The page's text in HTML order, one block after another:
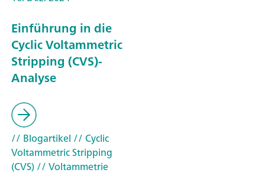
Einführung in die
Cyclic Voltammetric
Stripping (CVS)-
Analyse
// Blogartikel // Cyclic
Voltammetric Stripping
(CVS)// Voltammetrie